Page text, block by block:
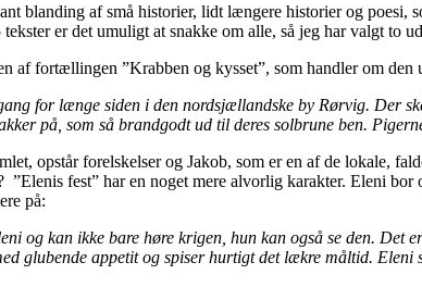
blanding af små historier, lidt længere historier og
er det umuligt at snakke om alle, så jeg har valgt to
af fortællingen ”Krabben og kysset”, som handler om
for længe siden i den nordsjællandske by Rørvig. Der
på, som så brandgodt ud til deres solbrune ben.
opstår forelskelser og Jakob, som er en af de lokale,
”Elenis fest” har en noget mere alvorlig karakter. Eleni
på:
og kan ikke bare høre krigen, hun kan også se den.
glubende appetit og spiser hurtigt det lækre måltid.